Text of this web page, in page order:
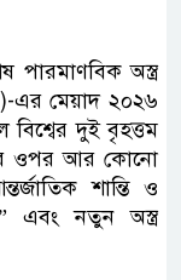
পারমাণবিক অস্ত্র
এর মেয়াদ ২০২৬
বিশ্বের দুই বৃহত্তম
ওপর আর কোনো
শান্তি ও
এবং নতুন অস্ত্র